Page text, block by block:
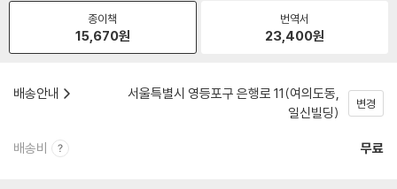
종이책
15,670원
번역서
23,400원
배송안내
서울특별시 영등포구 은행로 11(여의도동,
일신빌딩)
변경
배송비 무료